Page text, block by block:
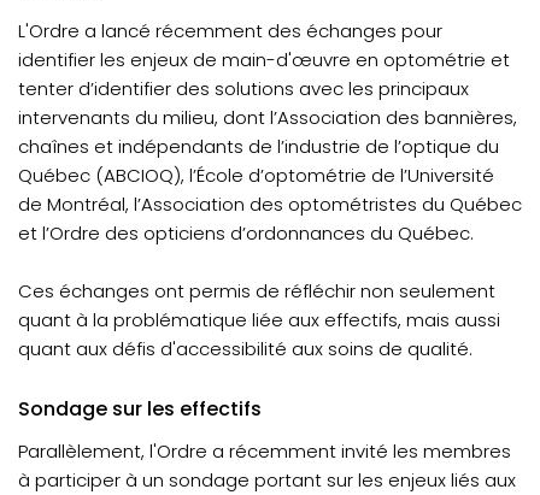
L'Ordre a lancé récemment des échanges pour
identifier les enjeux de main-d'œuvre en optométrie et
tenter d’identifier des solutions avec les principaux
intervenants du milieu, dont l’Association des bannières,
chaînes et indépendants de l’industrie de l’optique du
Québec (ABCIOQ), l’École d’optométrie de l’Université
de Montréal, l’Association des optométristes du Québec
et l’Ordre des opticiens d’ordonnances du Québec.
Ces échanges ont permis de réfléchir non seulement
quant à la problématique liée aux effectifs, mais aussi
quant aux défis d'accessibilité aux soins de qualité.
Sondage sur les effectifs
Parallèlement, l'Ordre a récemment invité les membres
à participer à un sondage portant sur les enjeux liés aux